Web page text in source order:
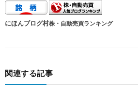
にほんブログ村株・自動売買ランキング
関連する記事